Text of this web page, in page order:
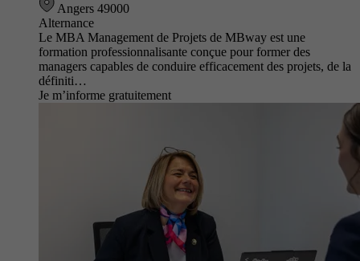
Angers 49000
Alternance
Le MBA Management de Projets de MBway est une
formation professionnalisante conçue pour former des
managers capables de conduire efficacement des projets, de la
définiti…
Je m’informe gratuitement